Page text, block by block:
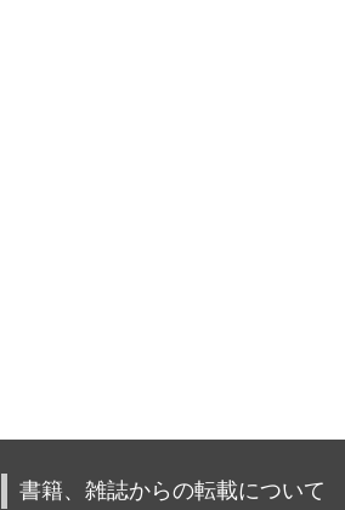
書籍、雑誌からの転載について